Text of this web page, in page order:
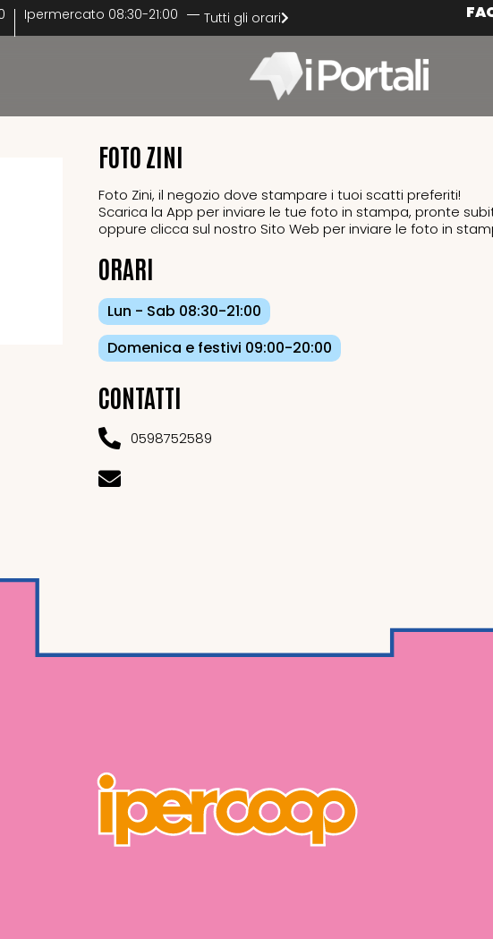
Ipermercato 08:30-21:00 Tutti gli orari
FOTO ZINI
Foto Zini, il negozio dove stampare i tuoi scatti preferiti!
Scarica la App per inviare le tue foto in stampa, pronte
oppure clicca sul nostro Sito Web per inviare le foto in
ORARI
Lun - Sab 08:30-21:00
Domenica e festivi 09:00-20:00
CONTATTI
0598752589